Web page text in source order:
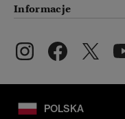
Informacje
POLSKA